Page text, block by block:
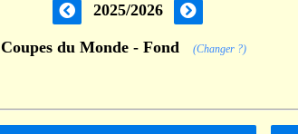
2025/2026
Coupes du Monde - Fond (Changer ?)